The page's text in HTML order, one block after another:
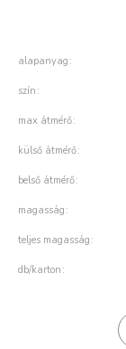
alapanyag
szín
max átmérő
külső átmérő
belső átmérő
magasság
teljes magasság
db/karton